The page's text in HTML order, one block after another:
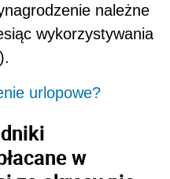
należne
wykorzystywania
urlopowe?
w